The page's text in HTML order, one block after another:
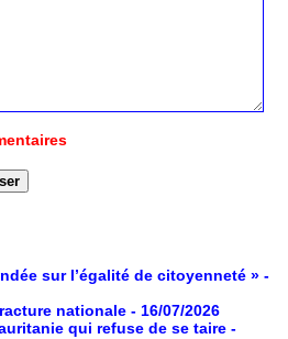
sur l’égalité de citoyenneté » -
nationale - 16/07/2026
qui refuse de se taire -